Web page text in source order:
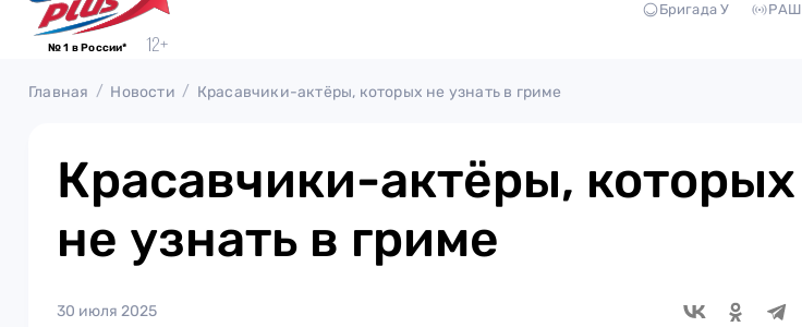
№ 1 в России*
Бригада У РАШ
Главная Новости Красавчики-актёры, которых не узнать в гриме
Красавчики-актёры, которых
не узнать в гриме
30 июля 2025